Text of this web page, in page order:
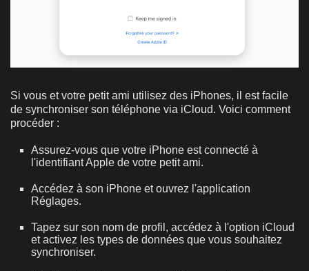
Si vous et votre petit ami utilisez des iPhones, il est facile
de synchroniser son téléphone via iCloud. Voici comment
procéder :
Assurez-vous que votre iPhone est connecté à
l'identifiant Apple de votre petit ami.
Accédez à son iPhone et ouvrez l'application
Réglages.
Tapez sur son nom de profil, accédez à l'option iCloud
et activez les types de données que vous souhaitez
synchroniser.